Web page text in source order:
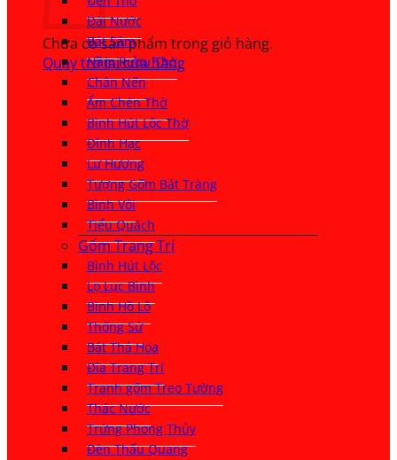
Chưa có sản phẩm trong giỏ hàng.
Quay trở lại cửa hàng
Đài Nước
Bát Sâm
Nậm Rượu Thờ
Chân Nến
Ấm Chén Thờ
Bình Hút Lộc Thờ
Đỉnh Hạc
Lư Hương
Tượng Gốm Bát Tràng
Bình Vôi
Tiểu Quách
Gốm Trang Trí
Bình Hút Lộc
Lọ Lục Bình
Bình Hồ Lô
Thống Sứ
Bát Thả Hoa
Đĩa Trang Trí
Tranh gốm Treo Tường
Thác Nước
Trứng Phong Thủy
Đèn Thấu Quang